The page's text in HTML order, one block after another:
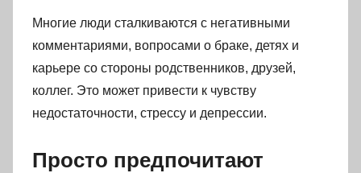
Многие люди сталкиваются с негативными
комментариями, вопросами о браке, детях и
карьере со стороны родственников, друзей,
коллег. Это может привести к чувству
недостаточности, стрессу и депрессии.
Просто предпочитают